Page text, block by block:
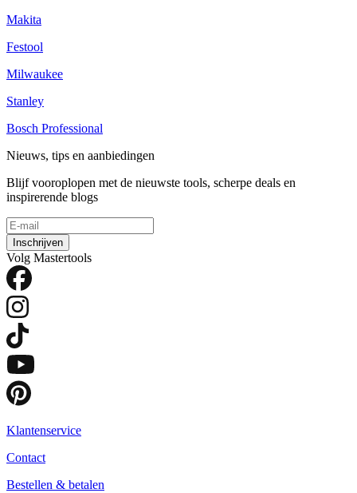
Makita
Festool
Milwaukee
Stanley
Bosch Professional
Nieuws, tips en aanbiedingen
Blijf vooroplopen met de nieuwste tools, scherpe deals en
inspirerende blogs
Inschrijven
Volg Mastertools
Klantenservice
Contact
Bestellen & betalen